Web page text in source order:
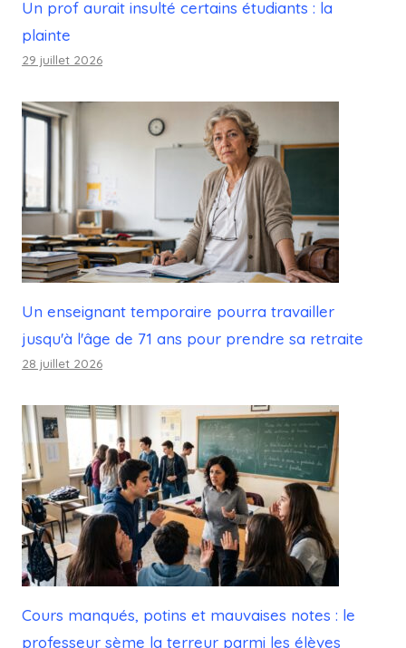
Un prof aurait insulté certains étudiants : la
plainte
29 juillet 2026
Un enseignant temporaire pourra travailler
jusqu'à l'âge de 71 ans pour prendre sa retraite
28 juillet 2026
Cours manqués, potins et mauvaises notes : le
professeur sème la terreur parmi les élèves